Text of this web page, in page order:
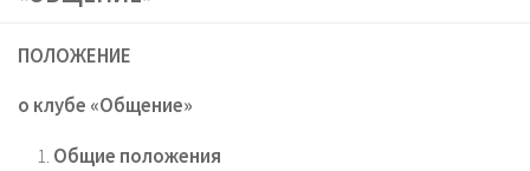
ПОЛОЖЕНИЕ
о клубе «Общение»
Общие положения